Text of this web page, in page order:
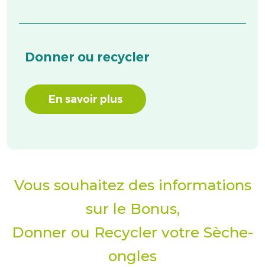
Donner ou recycler
En savoir plus
Vous souhaitez des informations
sur le Bonus,
Donner ou Recycler votre Sèche-
ongles